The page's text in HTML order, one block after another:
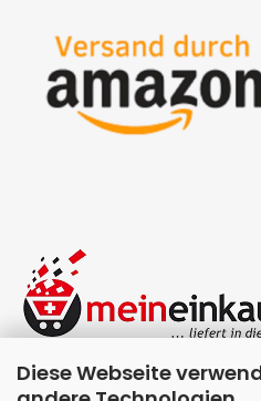
Diese Webseite